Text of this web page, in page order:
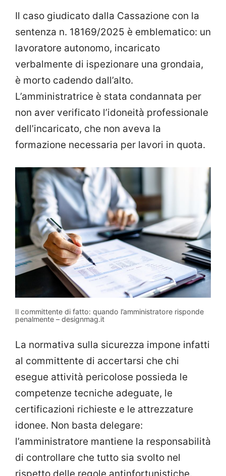
Il caso giudicato dalla Cassazione con la
sentenza n. 18169/2025 è emblematico: un
lavoratore autonomo, incaricato
verbalmente di ispezionare una grondaia,
è morto cadendo dall’alto.
L’amministratrice è stata condannata per
non aver verificato l’idoneità professionale
dell’incaricato, che non aveva la
formazione necessaria per lavori in quota.
Il committente di fatto: quando l’amministratore risponde
penalmente – designmag.it
La normativa sulla sicurezza impone infatti
al committente di accertarsi che chi
esegue attività pericolose possieda le
competenze tecniche adeguate, le
certificazioni richieste e le attrezzature
idonee. Non basta delegare:
l’amministratore mantiene la responsabilità
di controllare che tutto sia svolto nel